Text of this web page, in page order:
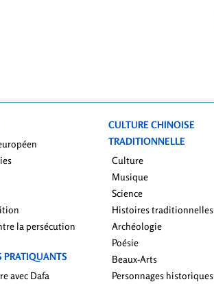
la persécution
PRATIQUANTS
avec Dafa
CULTURE CHINOISE
TRADITIONNELLE
Culture
Musique
Science
Histoires traditionnelles
Archéologie
Poésie
Beaux-Arts
Personnages historiques